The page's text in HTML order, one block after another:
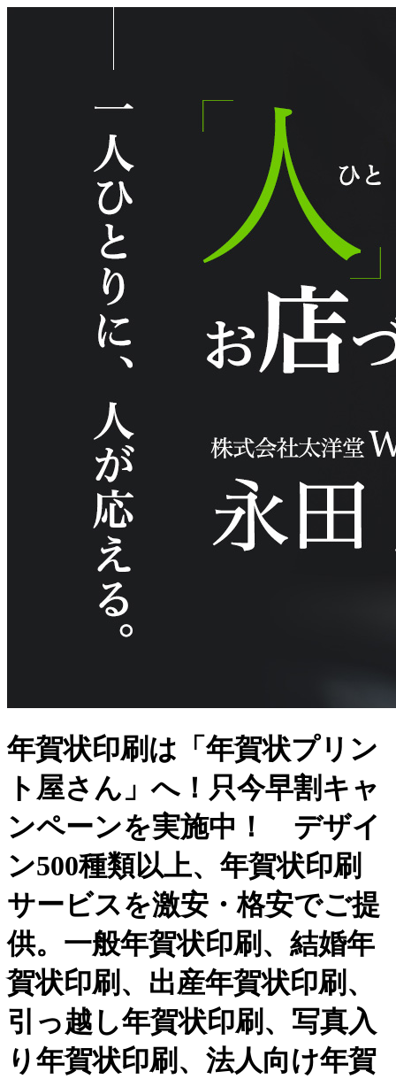
年賀状印刷は「年賀状プリン
ト屋さん」へ！只今早割キャ
ンペーンを実施中！ デザイ
ン500種類以上、年賀状印刷
サービスを激安・格安でご提
供。一般年賀状印刷、結婚年
賀状印刷、出産年賀状印刷、
引っ越し年賀状印刷、写真入
り年賀状印刷、法人向け年賀